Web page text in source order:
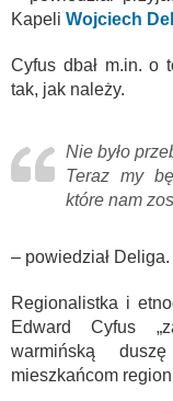
Kapeli Wojciech
Cyfus dbał m.in. o
tak, jak należy.
Nie było
Teraz my
które nam
– powiedział Deliga.
Regionalistka i
Edward Cyfus
warmińską
mieszkańcom